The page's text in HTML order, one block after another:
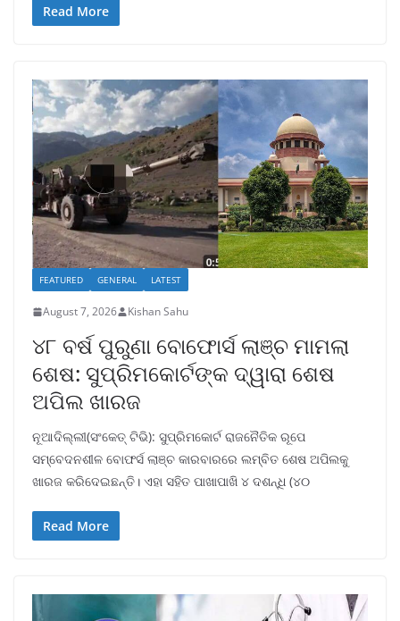
Read More
FEATURED GENERAL LATEST
August 7, 2026 Kishan Sahu
୪୮ ବର୍ଷ ପୁରୁଣା ବୋଫୋର୍ସ ଲାଞ୍ଚ ମାମଲା
ଶେଷ: ସୁପ୍ରିମକୋର୍ଟଙ୍କ ଦ୍ୱାରା ଶେଷ
ଅପିଲ ଖାରଜ
ନୂଆଦିଲ୍ଲୀ(ସଂକେତ୍ ଟିଭି): ସୁପ୍ରିମକୋର୍ଟ ରାଜନୈତିକ ରୂପେ
ସମ୍ବେଦନଶୀଳ ବୋଫର୍ସ ଲାଞ୍ଚ କାରବାରରେ ଲମ୍ବିତ ଶେଷ ଅପିଲକୁ
ଖାରଜ କରିଦେଇଛନ୍ତି। ଏହା ସହିତ ପାଖାପାଖି ୪ ଦଶନ୍ଧି (୪୦
Read More